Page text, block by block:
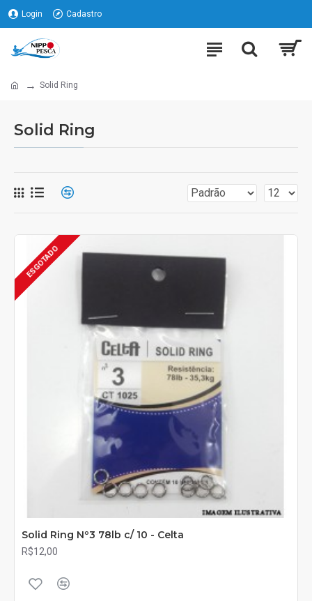
Login Cadastro
Solid Ring
Solid Ring
ESGOTADO
Solid Ring Nº3 78lb c/ 10 - Celta
R$12,00